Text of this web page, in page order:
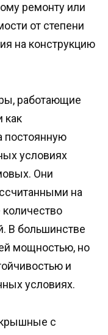
ремонту или
от степени
на конструкцию
работающие
как
постоянную
условиях
Они
на
В большинстве
мощностью, но
и
условиях.
с